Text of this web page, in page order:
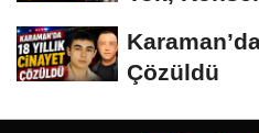
Çözüldü